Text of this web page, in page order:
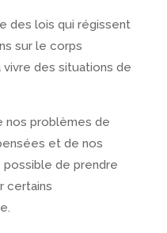
des lois qui régissent
sur le corps
vivre des situations de
nos problèmes de
et de nos
de prendre
certains